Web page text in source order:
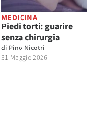
MEDICINA
Piedi torti: guarire
senza chirurgia
di Pino Nicotri
31 Maggio 2026